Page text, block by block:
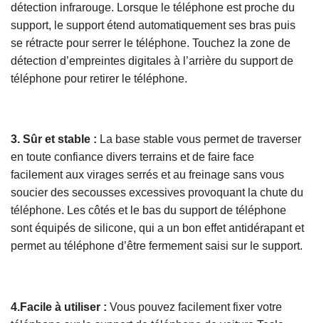
détection infrarouge. Lorsque le téléphone est proche du
support, le support étend automatiquement ses bras puis
se rétracte pour serrer le téléphone. Touchez la zone de
détection d’empreintes digitales à l’arrière du support de
téléphone pour retirer le téléphone.
3. Sûr et stable : La base stable vous permet de traverser
en toute confiance divers terrains et de faire face
facilement aux virages serrés et au freinage sans vous
soucier des secousses excessives provoquant la chute du
téléphone. Les côtés et le bas du support de téléphone
sont équipés de silicone, qui a un bon effet antidérapant et
permet au téléphone d’être fermement saisi sur le support.
4.Facile à utiliser : Vous pouvez facilement fixer votre